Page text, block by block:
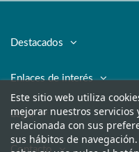
Destacados
Enlaces de interés
Legal
Contacto
Este sitio web utiliza
mejorar nuestros
relacionada con sus
sus hábitos de